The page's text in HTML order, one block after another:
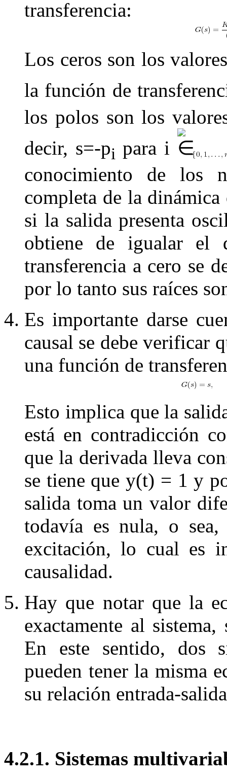
transferencia:
Los ceros son los
la función de
los polos son los
decir, s=-pi para i
conocimiento de los
completa de la dinámica
si la salida presenta
obtiene de igualar el
transferencia a cero se
por lo tanto sus raíces
Es importante darse
causal se debe verificar
una función de
Esto implica que la
está en contradicción
que la derivada lleva
se tiene quey(t) = 1 y
salida toma un valor
todavía es nula, o
excitación, lo cual es
causalidad.
Hay que notar que la
exactamente al
En este sentido, dos
pueden tener la misma
su relación entrada-
4.2.1. Sistemas